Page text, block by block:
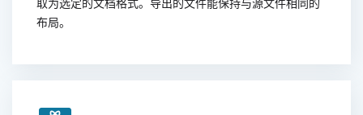
布局。